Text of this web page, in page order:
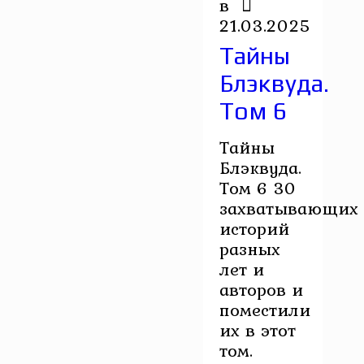
21.03.2025
Тайны
Блэквуда.
Том 6
Тайны
Блэквуда.
Том 6 30
захватывающих
историй
разных
лет и
авторов и
поместили
их в этот
том.